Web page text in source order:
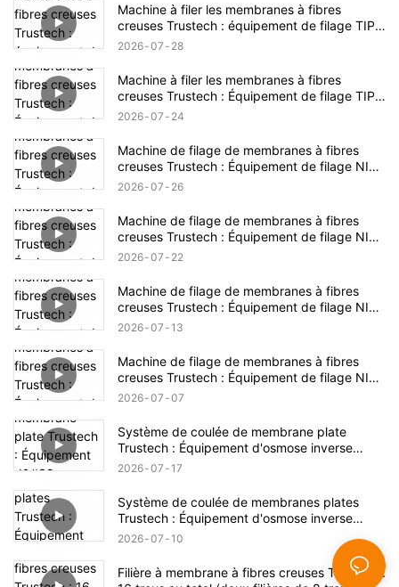
Machine à filer les membranes à fibres
creuses Trustech : équipement de filage TIPS
dévoilé (17)
2026 07 28
Machine à filer les membranes à fibres
creuses Trustech : Équipement de filage TIPS
dévoilé (16)
2026 07 24
Machine de filage de membranes à fibres
creuses Trustech : Équipement de filage NIPS
dévoilé (18)
2026 07 26
Machine de filage de membranes à fibres
creuses Trustech : Équipement de filage NIPS
dévoilé (17)
2026 07 22
Machine de filage de membranes à fibres
creuses Trustech : Équipement de filage NIPS
dévoilé (16)
2026 07 13
Machine de filage de membranes à fibres
creuses Trustech : Équipement de filage NIPS
dévoilé (15)
2026 07 07
Système de coulée de membrane plate
Trustech : Équipement d'osmose inverse
dévoilé (XIV)
2026 07 17
Système de coulée de membranes plates
Trustech : Équipement d'osmose inverse
dévoilé (XIII)
2026 07 10
Filière à membrane à fibres creuses Trustech :